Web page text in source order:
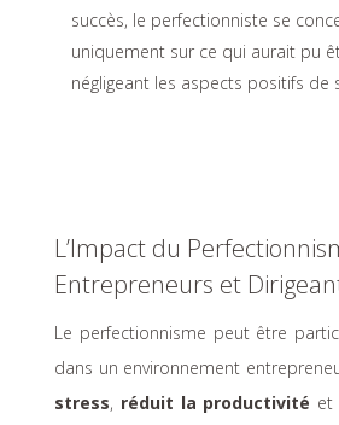
succès, le perfectionniste se
uniquement sur ce qui aurait pu
négligeant les aspects positifs de
L’Impact du
Entrepreneurs et
Le perfectionnisme peut être
dans un environnement
stress, réduit la productivité et